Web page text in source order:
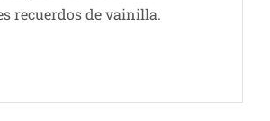
recuerdos de vainilla.